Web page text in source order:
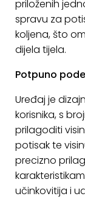
priloženih
spravu za
koljena, što
dijela tijela.
Potpuno
Uređaj je
korisnika, s
prilagoditi
potisak te
precizno
učinkovitija i